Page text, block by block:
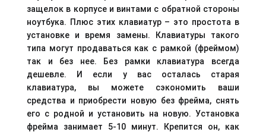
защелок в корпусе и винтами с обратной стороны
ноутбука. Плюс этих клавиатур – это простота в
установке и время замены. Клавиатуры такого
типа могут продаваться как с рамкой (фреймом)
так и без нее. Без рамки клавиатура всегда
дешевле. И если у вас осталась старая
клавиатура, вы можете сэкономить ваши
средства и приобрести новую без фрейма, снять
его с родной и установить на новую. Установка
фрейма занимает 5-10 минут. Крепится он, как